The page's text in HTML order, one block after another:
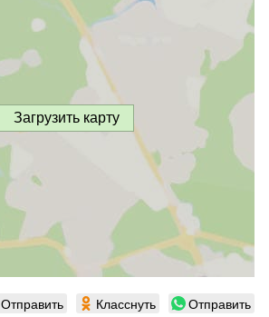
Загрузить карту
Отправить Класснуть
Отправить